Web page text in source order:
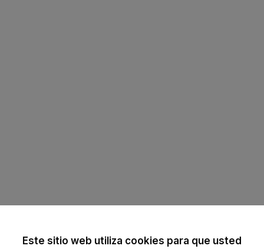
Este sitio web utiliza cookies para que usted